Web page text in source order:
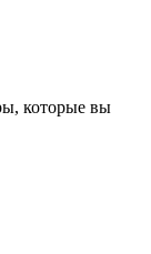
которые вы